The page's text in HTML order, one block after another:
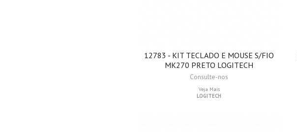
12783 - KIT TECLADO E MOUSE S/FIO
MK270 PRETO LOGITECH
Consulte-nos
Veja Mais
LOGITECH